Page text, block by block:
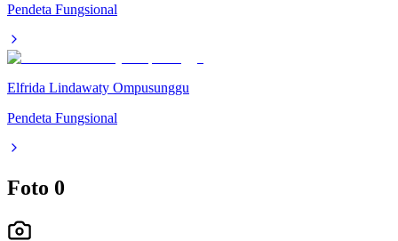
Pendeta Fungsional
Elfrida Lindawaty Ompusunggu
Pendeta Fungsional
Foto 0